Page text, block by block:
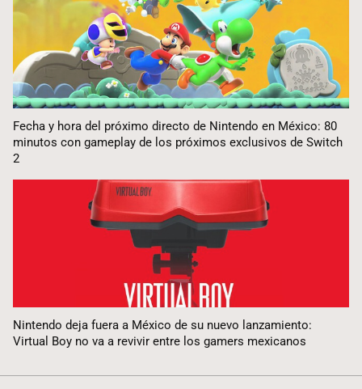
Fecha y hora del próximo directo de Nintendo en México: 80
minutos con gameplay de los próximos exclusivos de Switch
2
Nintendo deja fuera a México de su nuevo lanzamiento:
Virtual Boy no va a revivir entre los gamers mexicanos